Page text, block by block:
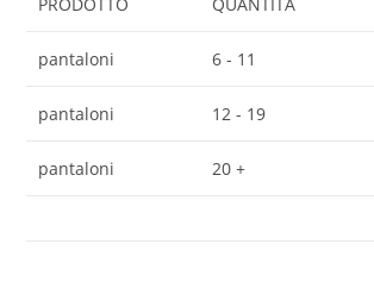
pantaloni 6 - 11
pantaloni 12 - 19
pantaloni 20 +